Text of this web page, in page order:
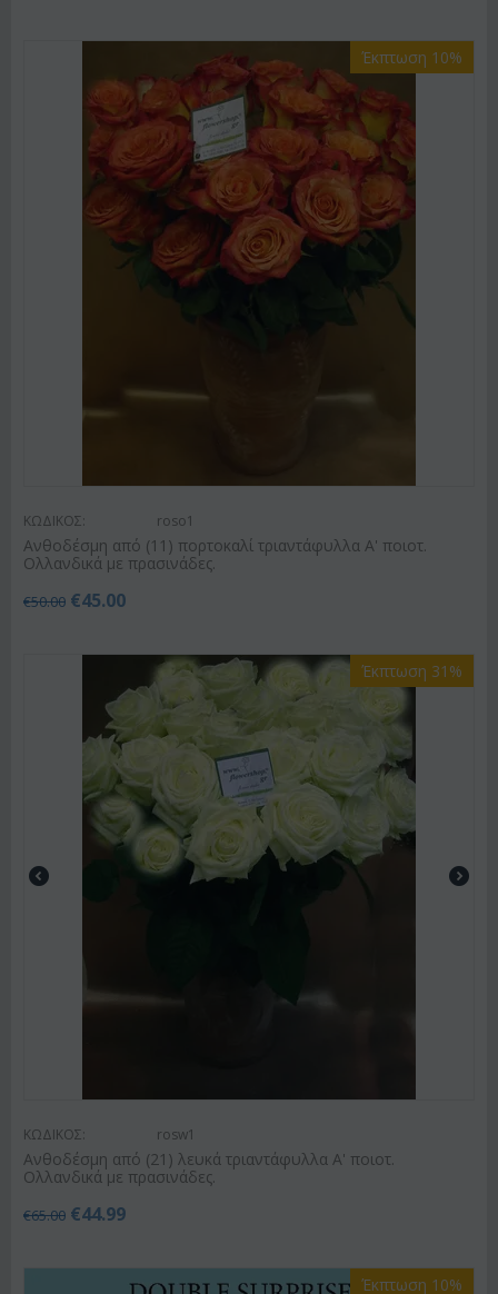
Έκπτωση 10%
ΚΩΔΙΚΟΣ: roso1
Ανθοδέσμη από (11) πορτοκαλί τριαντάφυλλα Α' ποιοτ.
Ολλανδικά με πρασινάδες.
€50.00 €45.00
Έκπτωση 31%
ΚΩΔΙΚΟΣ: rosw1
Ανθοδέσμη από (21) λευκά τριαντάφυλλα Α' ποιοτ.
Ολλανδικά με πρασινάδες.
€65.00 €44.99
Έκπτωση 10%